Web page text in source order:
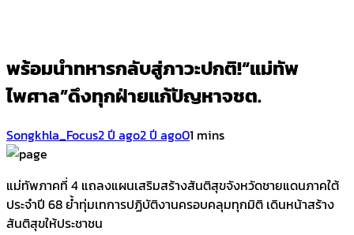
พร้อมนำทหารกลับสู่ภาวะปกติ!“แม่ทัพ
ไพศาล”ดึงทุกฝ่ายแก้ปัญหาจชต.
Songkhla_Focus2 ปี ago2 ปี ago01 mins
แม่ทัพภาคที่ 4 แถลงแผนเสริมสร้างสันติสุขจังหวัดชายแดนภาคใต้
ประจำปี 68 ย้ำทุ่มเทการปฏิบัติงานครอบคลุมทุกมิติ เดินหน้าสร้าง
สันติสุขให้ประชาชน